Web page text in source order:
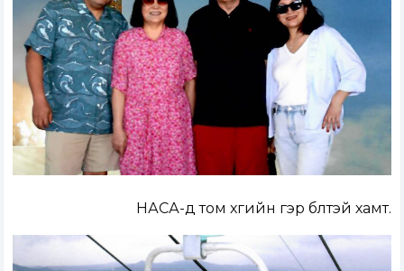
НАСА-д том хүүгийн гэр бүлтэй хамт.